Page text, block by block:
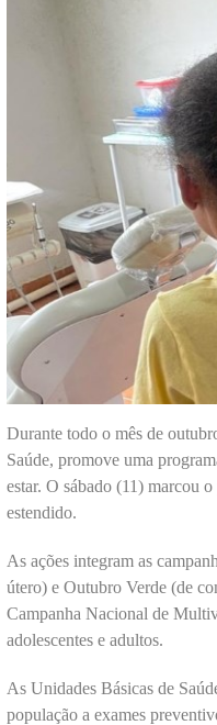
Durante todo o mês de
Saúde, promove uma
estar. O sábado (11) marcou
estendido.
As ações integram as
útero) e Outubro Verde (de
Campanha Nacional de
adolescentes e adultos.
As Unidades Básicas de
população a exames